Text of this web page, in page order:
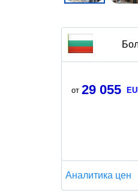
от 29 055
Аналитика цен